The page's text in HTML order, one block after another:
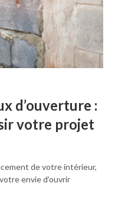
d’ouverture :
votre projet
de votre intérieur,
envie d’ouvrir